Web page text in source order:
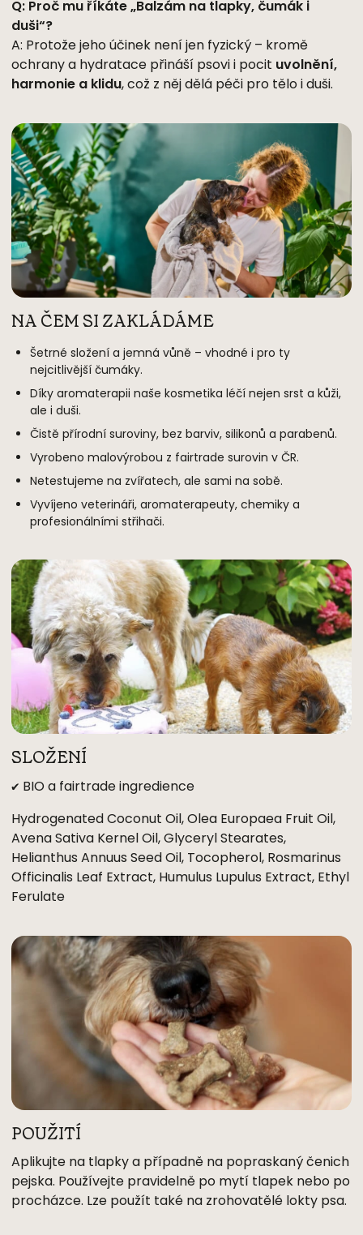
Q: Proč mu říkáte „Balzám na tlapky, čumák i
duši“?
A: Protože jeho účinek není jen fyzický – kromě
ochrany a hydratace přináší psovi i pocit uvolnění,
harmonie a klidu, což z něj dělá péči pro tělo i duši.
NA ČEM SI ZAKLÁDÁME
Šetrné složení a jemná vůně – vhodné i pro ty
nejcitlivější čumáky.
Díky aromaterapii naše kosmetika léčí nejen srst a kůži,
ale i duši.
Čistě přírodní suroviny, bez barviv, silikonů a parabenů.
Vyrobeno malovýrobou z fairtrade surovin v ČR.
Netestujeme na zvířatech, ale sami na sobě.
Vyvíjeno veterináři, aromaterapeuty, chemiky a
profesionálními střihači.
SLOŽENÍ
✔ BIO a fairtrade ingredience
Hydrogenated Coconut Oil, Olea Europaea Fruit Oil,
Avena Sativa Kernel Oil, Glyceryl Stearates,
Helianthus Annuus Seed Oil, Tocopherol, Rosmarinus
Officinalis Leaf Extract, Humulus Lupulus Extract, Ethyl
Ferulate
POUŽITÍ
Aplikujte na tlapky a případně na popraskaný čenich
pejska. Používejte pravidelně po mytí tlapek nebo po
procházce. Lze použít také na zrohovatělé lokty psa.